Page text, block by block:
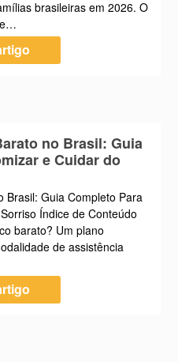
brasileiras em 2026. O
e…
no Brasil: Guia
e Cuidar do
Brasil: Guia Completo Para
Índice de Conteúdo
barato? Um plano
de assistência